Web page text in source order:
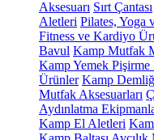
Aksesuarı Sırt Çantası
Aletleri Pilates, Yoga
Fitness ve Kardiyo
Bavul Kamp Mutfak
Kamp Yemek Pişirme
Ürünler Kamp
Mutfak Aksesuarları
Aydınlatma
Kamp El Aletleri